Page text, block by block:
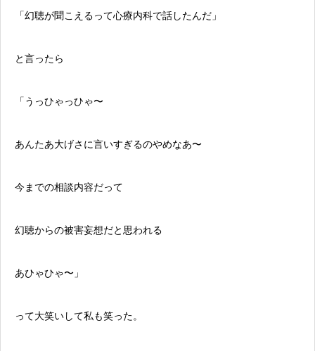
「幻聴が聞こえるって心療内科で話したんだ」
と言ったら
「うっひゃっひゃ〜
あんたあ大げさに言いすぎるのやめなあ〜
今までの相談内容だって
幻聴からの被害妄想だと思われる
あひゃひゃ〜」
って大笑いして私も笑った。